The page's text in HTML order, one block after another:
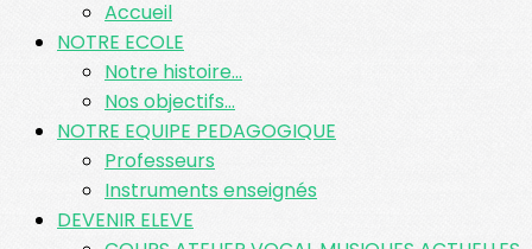
Accueil
NOTRE ECOLE
Notre histoire...
Nos objectifs...
NOTRE EQUIPE PEDAGOGIQUE
Professeurs
Instruments enseignés
DEVENIR ELEVE